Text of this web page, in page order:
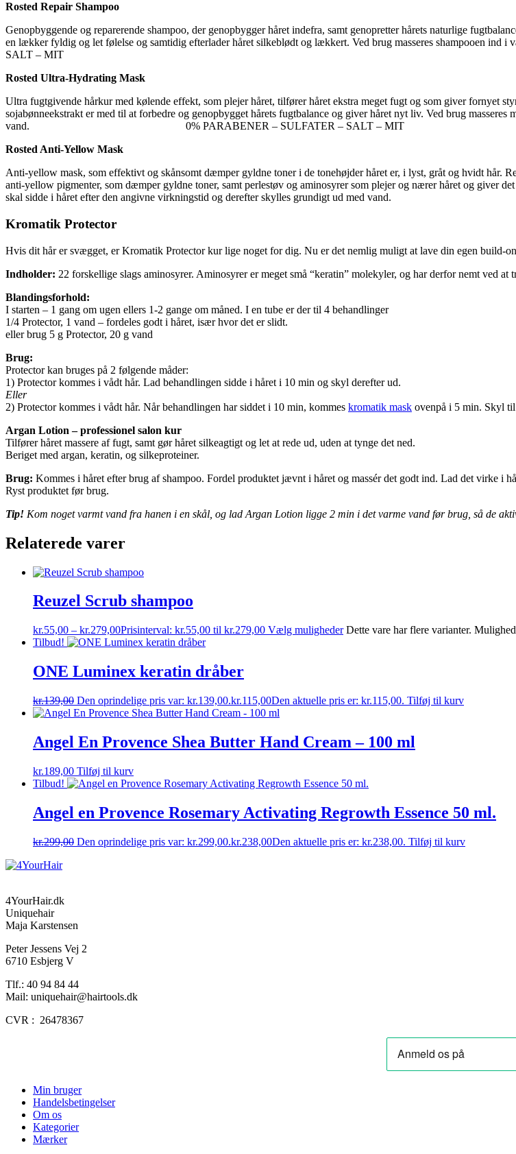
Rosted Repair Shampoo
Genopbyggende og reparerende shampoo, der genopbygger håret indefra, samt genopretter hårets naturlige
en lækker fyldig og let følelse og samtidig efterlader håret silkeblødt og lækkert. Ved brug masseres
SALT – MIT
Rosted Ultra-Hydrating Mask
Ultra fugtgivende hårkur med kølende effekt, som plejer håret, tilfører håret ekstra meget fugt og som giver fornyet
sojabønneekstrakt er med til at forbedre og genopbygget hårets fugtbalance og giver håret nyt liv. Ved brug
vand. 0% PARABENER – SULFATER – SALT – MIT
Rosted Anti-Yellow Mask
Anti-yellow mask, som effektivt og skånsomt dæmper gyldne toner i de tonehøjder håret er, i lyst, gråt og hvidt hår.
anti-yellow pigmenter, som dæmper gyldne toner, samt perlestøv og aminosyrer som plejer og nærer håret og giver
skal sidde i håret efter den angivne virkningstid og derefter skylles
Kromatik Protector
Hvis dit hår er svægget, er Kromatik Protector kur lige noget for dig. Nu er det nemlig muligt at lave din egen build-
Indholder: 22 forskellige slags aminosyrer. Aminosyrer er meget små “keratin” molekyler, og har derfor nemt ved
Blandingsforhold:
I starten – 1 gang om ugen ellers 1-2 gange om måned. I en tube er der til 4 behandlinger
1/4 Protector, 1 vand – fordeles godt i håret, især hvor det er slidt.
eller brug 5 g Protector, 20 g vand
Brug:
Protector kan bruges på 2 følgende måder:
1) Protector kommes i vådt hår. Lad behandlingen sidde i håret i 10 min og skyl derefter ud.
Eller
2) Protector kommes i vådt hår. Når behandlingen har siddet i 10 min, kommes kromatik mask ovenpå i 5 min. Skyl
Argan Lotion – professionel salon kur
Tilfører håret massere af fugt, samt gør håret silkeagtigt og let at rede ud, uden at tynge det ned.
Beriget med argan, keratin, og silkeproteiner.
Brug: Kommes i håret efter brug af shampoo. Fordel produktet jævnt i håret og massér det godt ind. Lad det virke i
Ryst produktet før brug.
Tip! Kom noget varmt vand fra hanen i en skål, og lad Argan Lotion ligge 2 min i det varme vand før brug, så de
Relaterede varer
Reuzel Scrub shampoo
kr.55,00 – kr.279,00Prisinterval: kr.55,00 til kr.279,00 Vælg muligheder Dette vare har flere varianter.
Tilbud!
ONE Luminex keratin dråber
kr.139,00 Den oprindelige pris var: kr.139,00.kr.115,00Den aktuelle pris er: kr.115,00. Tilføj til kurv
Angel En Provence Shea Butter Hand Cream – 100 ml
kr.189,00 Tilføj til kurv
Tilbud!
Angel en Provence Rosemary Activating Regrowth Essence 50 ml.
kr.299,00 Den oprindelige pris var: kr.299,00.kr.238,00Den aktuelle pris er: kr.238,00. Tilføj til kurv
4YourHair.dk
Uniquehair
Maja Karstensen
Peter Jessens Vej 2
6710 Esbjerg V
Tlf.: 40 94 84 44
Mail: uniquehair@hairtools.dk
CVR : 26478367
Min bruger
Handelsbetingelser
Om os
Kategorier
Mærker